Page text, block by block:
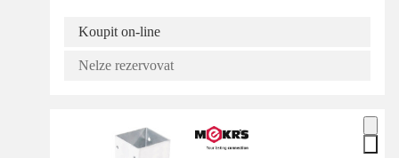
Koupit on-line
Nelze rezervovat